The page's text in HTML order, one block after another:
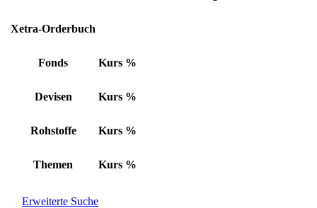
Xetra-Orderbuch
Fonds Kurs %
Devisen Kurs %
Rohstoffe Kurs %
Themen Kurs %
Erweiterte Suche